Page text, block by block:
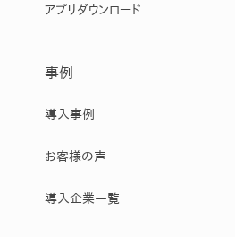
アプリダウンロード
事例
導入事例
お客様の声
導入企業一覧